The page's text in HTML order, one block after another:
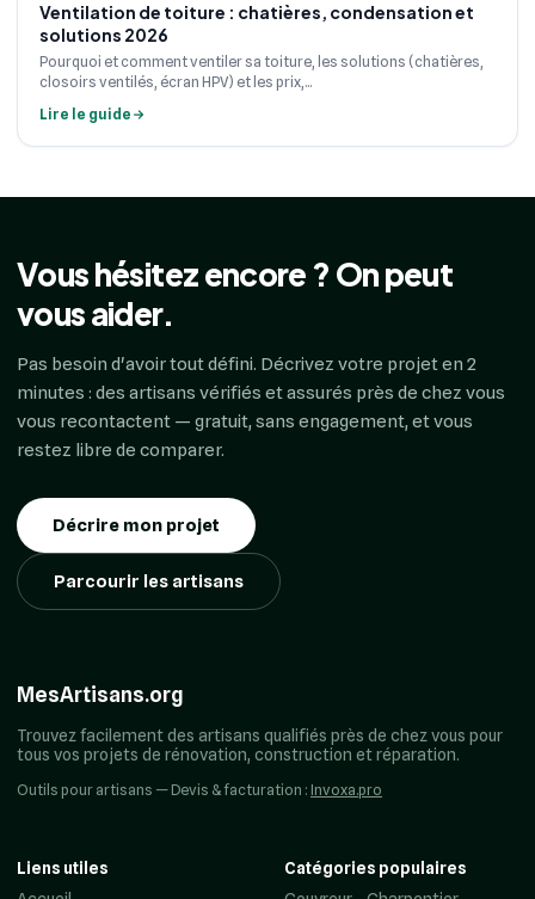
Ventilation de toiture : chatières, condensation et
solutions 2026
Pourquoi et comment ventiler sa toiture, les solutions (chatières,
closoirs ventilés, écran HPV) et les prix,...
Lire le guide
Vous hésitez encore ? On peut
vous aider.
Pas besoin d'avoir tout défini. Décrivez votre projet en 2
minutes : des artisans vérifiés et assurés près de chez vous
vous recontactent — gratuit, sans engagement, et vous
restez libre de comparer.
Décrire mon projet
Parcourir les artisans
MesArtisans.org
Trouvez facilement des artisans qualifiés près de chez vous pour
tous vos projets de rénovation, construction et réparation.
Outils pour artisans — Devis & facturation : Invoxa.pro
Liens utiles
Catégories populaires